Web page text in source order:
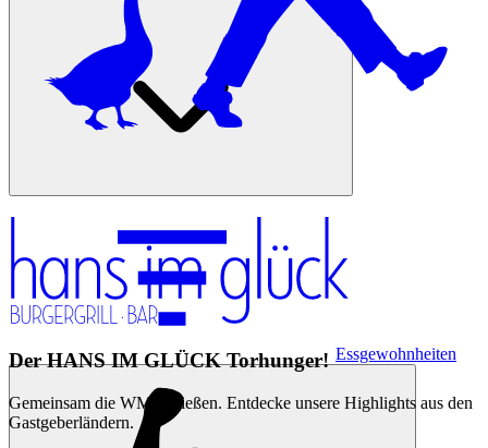
Essgewohnheiten
Der HANS IM GLÜCK Torhunger!
Gemeinsam die WM genießen. Entdecke unsere Highlights aus den
Gastgeberländern.